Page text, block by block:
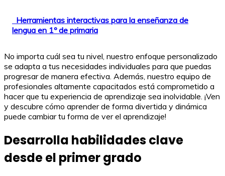
Herramientas interactivas para la enseñanza de
lengua en 1º de primaria
No importa cuál sea tu nivel, nuestro enfoque personalizado
se adapta a tus necesidades individuales para que puedas
progresar de manera efectiva. Además, nuestro equipo de
profesionales altamente capacitados está comprometido a
hacer que tu experiencia de aprendizaje sea inolvidable. ¡Ven
y descubre cómo aprender de forma divertida y dinámica
puede cambiar tu forma de ver el aprendizaje!
Desarrolla habilidades clave
desde el primer grado